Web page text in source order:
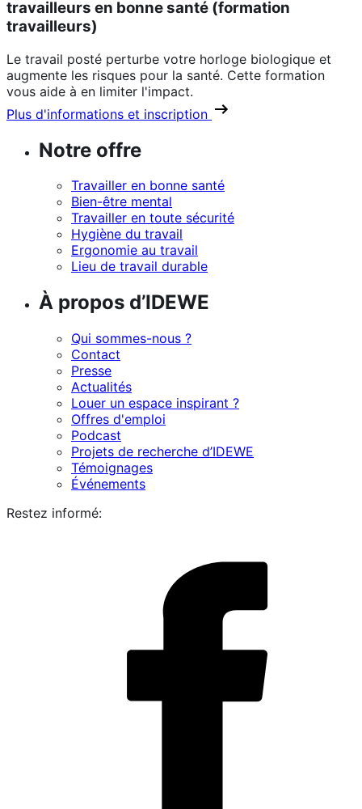
travailleurs en bonne santé (formation
travailleurs)
Le travail posté perturbe votre horloge biologique et
augmente les risques pour la santé. Cette formation
vous aide à en limiter l'impact.
Plus d'informations et inscription
Notre offre
Travailler en bonne santé
Bien-être mental
Travailler en toute sécurité
Hygiène du travail
Ergonomie au travail
Lieu de travail durable
À propos d’IDEWE
Qui sommes-nous ?
Contact
Presse
Actualités
Louer un espace inspirant ?
Offres d'emploi
Podcast
Projets de recherche d’IDEWE
Témoignages
Événements
Restez informé: